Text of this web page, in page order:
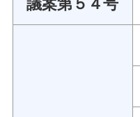
議案第５４号